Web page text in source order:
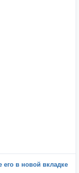
его в новой вкладке